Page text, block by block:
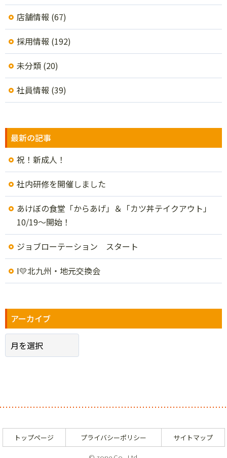
店舗情報 (67)
採用情報 (192)
未分類 (20)
社員情報 (39)
最新の記事
祝！新成人！
社内研修を開催しました
あけぼの食堂「からあげ」＆「カツ丼テイクアウト」
10/19～開始！
ジョブローテーション スタート
I💛北九州・地元交換会
アーカイブ
トップページ プライバシーポリシー サイトマップ